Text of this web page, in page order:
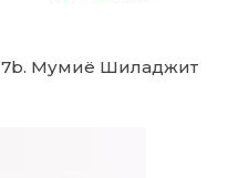
7b. Мумиё Шиладжит